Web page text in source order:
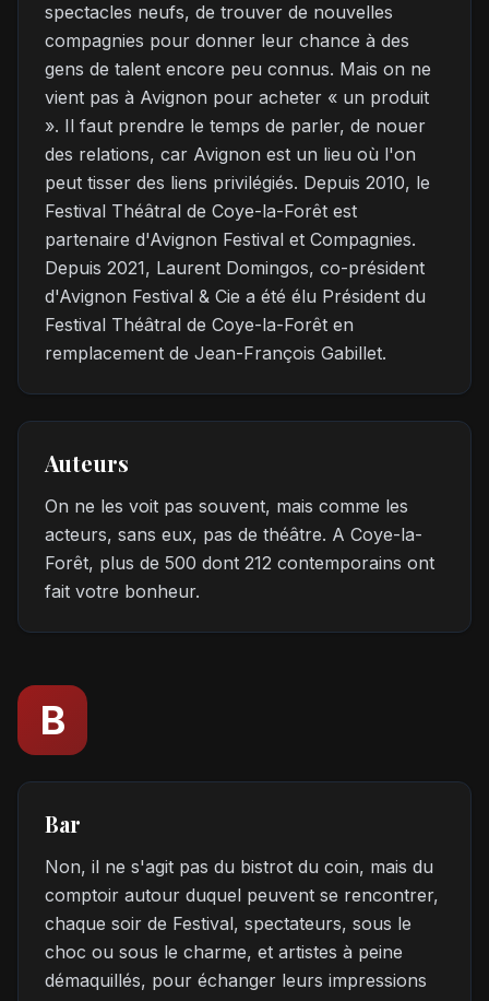
spectacles neufs, de trouver de nouvelles
compagnies pour donner leur chance à des
gens de talent encore peu connus. Mais on ne
vient pas à Avignon pour acheter « un produit
». Il faut prendre le temps de parler, de nouer
des relations, car Avignon est un lieu où l'on
peut tisser des liens privilégiés. Depuis 2010, le
Festival Théâtral de Coye-la-Forêt est
partenaire d'Avignon Festival et Compagnies.
Depuis 2021, Laurent Domingos, co-président
d'Avignon Festival & Cie a été élu Président du
Festival Théâtral de Coye-la-Forêt en
remplacement de Jean-François Gabillet.
Auteurs
On ne les voit pas souvent, mais comme les
acteurs, sans eux, pas de théâtre. A Coye-la-
Forêt, plus de 500 dont 212 contemporains ont
fait votre bonheur.
B
Bar
Non, il ne s'agit pas du bistrot du coin, mais du
comptoir autour duquel peuvent se rencontrer,
chaque soir de Festival, spectateurs, sous le
choc ou sous le charme, et artistes à peine
démaquillés, pour échanger leurs impressions